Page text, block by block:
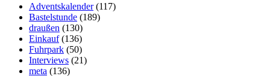
Adventskalender(117)
Bastelstunde (189)
draußen (130)
Einkauf(136)
Fuhrpark (50)
Interviews (21)
meta (136)